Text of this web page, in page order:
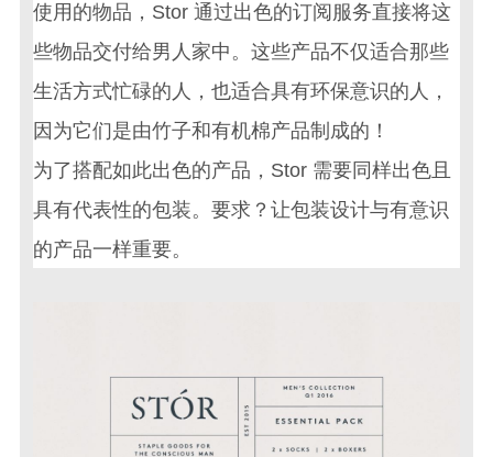
使用的物品，Stor 通过出色的订阅服务直接将这
些物品交付给男人家中。这些产品不仅适合那些
生活方式忙碌的人，也适合具有环保意识的人，
因为它们是由竹子和有机棉产品制成的！
为了搭配如此出色的产品，Stor 需要同样出色且
具有代表性的包装。要求？让包装设计与有意识
的产品一样重要。